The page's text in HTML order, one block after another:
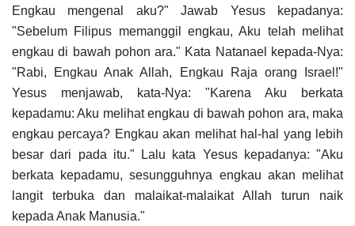
Engkau mengenal aku?" Jawab Yesus kepadanya:
"Sebelum Filipus memanggil engkau, Aku telah melihat
engkau di bawah pohon ara." Kata Natanael kepada-Nya:
"Rabi, Engkau Anak Allah, Engkau Raja orang Israel!"
Yesus menjawab, kata-Nya: "Karena Aku berkata
kepadamu: Aku melihat engkau di bawah pohon ara, maka
engkau percaya? Engkau akan melihat hal-hal yang lebih
besar dari pada itu." Lalu kata Yesus kepadanya: "Aku
berkata kepadamu, sesungguhnya engkau akan melihat
langit terbuka dan malaikat-malaikat Allah turun naik
kepada Anak Manusia."